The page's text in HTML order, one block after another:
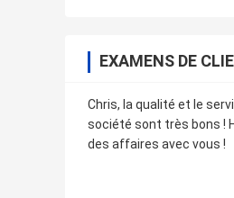
EXAMENS DE
Chris, la qualité et le
société sont très bons !
des affaires avec vous !